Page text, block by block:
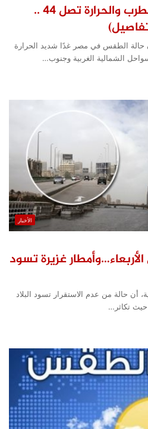
أتربة وأمطار والبحر مضطرب والحرارة تصل 44 ..
حالة الطقس في مصر غدًا شديد الحرارة
الشمالية الغربية وجنوب…
الأخبار
غزيرة تسود
أن حالة من عدم الاستقرار تسود البلاد
حيث تكاثر…